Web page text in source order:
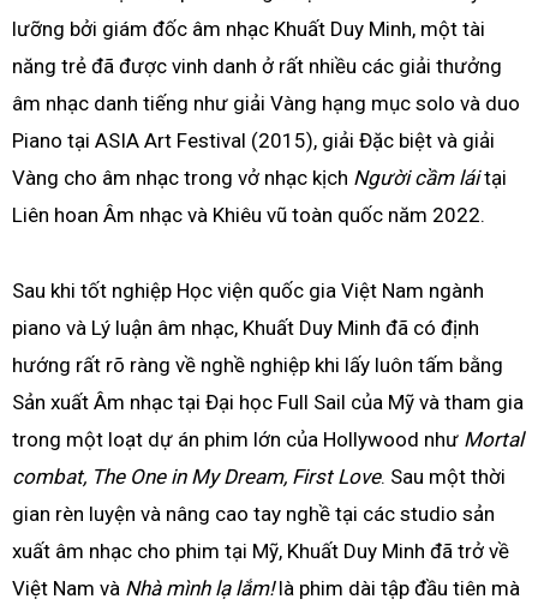
lưỡng bởi giám đốc âm nhạc Khuất Duy Minh, một tài
năng trẻ đã được vinh danh ở rất nhiều các giải thưởng
âm nhạc danh tiếng như giải Vàng hạng mục solo và duo
Piano tại ASIA Art Festival (2015), giải Đặc biệt và giải
Vàng cho âm nhạc trong vở nhạc kịch Người cầm láitại
Liên hoan Âm nhạc và Khiêu vũ toàn quốc năm 2022.
Sau khi tốt nghiệp Học viện quốc gia Việt Nam ngành
piano và Lý luận âm nhạc, Khuất Duy Minh đã có định
hướng rất rõ ràng về nghề nghiệp khi lấy luôn tấm bằng
Sản xuất Âm nhạc tại Đại học Full Sail của Mỹ và tham gia
trong một loạt dự án phim lớn của Hollywood như Mortal
combat, The One in My Dream, First Love. Sau một thời
gian rèn luyện và nâng cao tay nghề tại các studio sản
xuất âm nhạc cho phim tại Mỹ, Khuất Duy Minh đã trở về
Việt Nam và Nhà mình lạ lắm!là phim dài tập đầu tiên mà